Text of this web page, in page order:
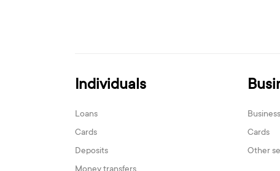
Individuals
Loans
Cards
Deposits
Cards
Other